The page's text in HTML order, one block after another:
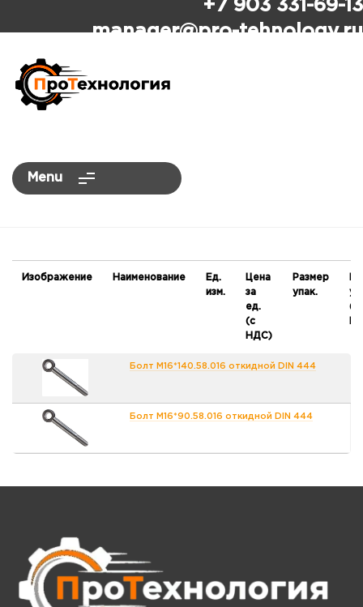
+7 903 331-69-13
manager@pro-tehnology.ru
Menu
Изображение Наименование
Ед.
изм.
Цена
за
ед.
(с
НДС)
Размер
упак.
(с
Болт М16*140.58.016 откидной DIN 444
Болт М16*90.58.016 откидной DIN 444